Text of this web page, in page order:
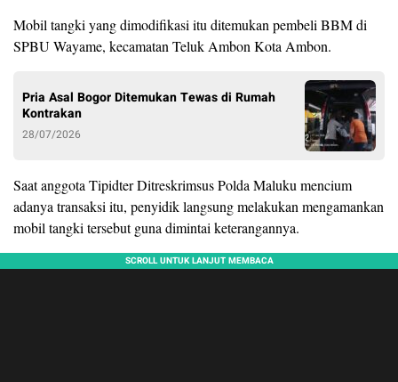
Mobil tangki yang dimodifikasi itu ditemukan pembeli BBM di
SPBU Wayame, kecamatan Teluk Ambon Kota Ambon.
Pria Asal Bogor Ditemukan Tewas di Rumah
Kontrakan
28/07/2026
Saat anggota Tipidter Ditreskrimsus Polda Maluku mencium
adanya transaksi itu, penyidik langsung melakukan mengamankan
mobil tangki tersebut guna dimintai keterangannya.